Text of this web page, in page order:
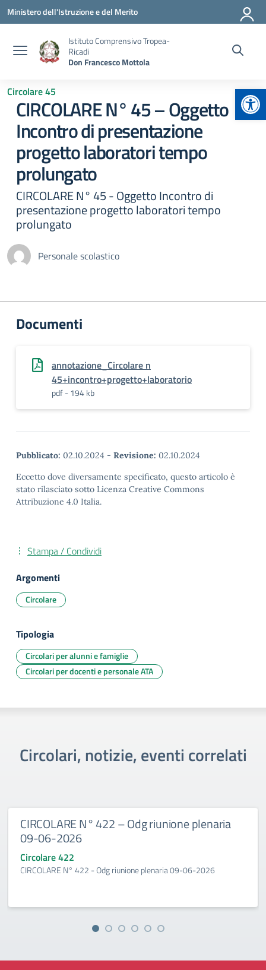
Vai ai contenuti
Vai al menu di navigazione
Vai al footer
Ministero dell'Istruzione e del Merito
Istituto Comprensivo Tropea-
Ricadi
Don Francesco Mottola
Circolare 45
CIRCOLARE N° 45 – Oggetto
Incontro di presentazione
progetto laboratori tempo
prolungato
CIRCOLARE N° 45 - Oggetto Incontro di
presentazione progetto laboratori tempo
prolungato
Personale scolastico
Documenti
annotazione_Circolare n
45+incontro+progetto+laboratorio
pdf - 194 kb
Pubblicato: 02.10.2024 - Revisione: 02.10.2024
Eccetto dove diversamente specificato, questo articolo è
stato rilasciato sotto Licenza Creative Commons
Attribuzione 4.0 Italia.
Stampa / Condividi
Argomenti
Circolare
Tipologia
Circolari per alunni e famiglie
Circolari per docenti e personale ATA
Circolari, notizie, eventi correlati
CIRCOLARE N° 422 – Odg riunione plenaria
09-06-2026
Circolare 422
CIRCOLARE N° 422 - Odg riunione plenaria 09-06-2026